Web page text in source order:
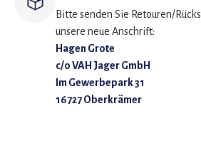
Bitte senden Sie Retouren/
unsere neue Anschrift:
Hagen Grote
c/o VAH Jager GmbH
Im Gewerbepark 31
16727 Oberkrämer